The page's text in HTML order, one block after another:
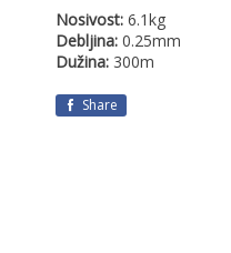
Nosivost: 6.1kg
Debljina: 0.25mm
Dužina: 300m
Share